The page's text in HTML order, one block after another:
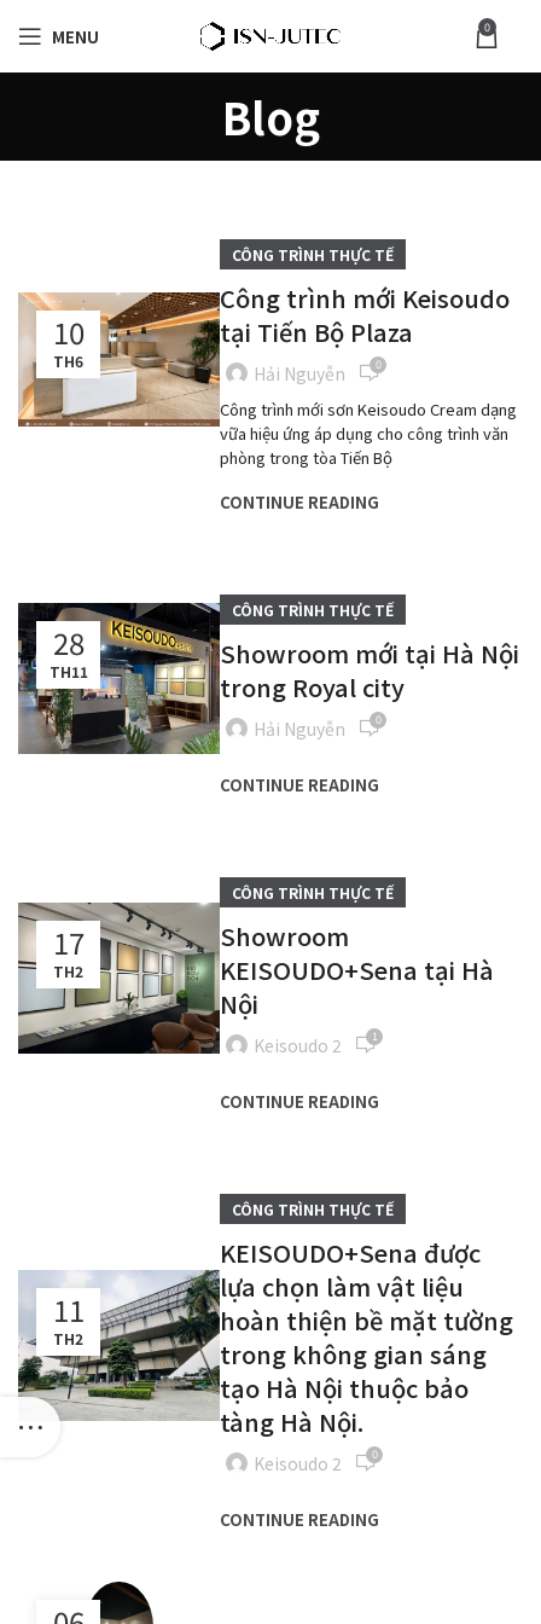
MENU 0
Blog
10
TH6
CÔNG TRÌNH THỰC TẾ
Công trình mới Keisoudo
tại Tiến Bộ Plaza
Hải Nguyễn 0
Công trình mới sơn Keisoudo Cream dạng
vữa hiệu ứng áp dụng cho công trình văn
phòng trong tòa Tiến Bộ
CONTINUE READING
28
TH11
CÔNG TRÌNH THỰC TẾ
Showroom mới tại Hà Nội
trong Royal city
Hải Nguyễn 0
CONTINUE READING
17
TH2
CÔNG TRÌNH THỰC TẾ
Showroom
KEISOUDO+Sena tại Hà
Nội
Keisoudo 2 1
CONTINUE READING
11
TH2
CÔNG TRÌNH THỰC TẾ
KEISOUDO+Sena được
lựa chọn làm vật liệu
hoàn thiện bề mặt tường
trong không gian sáng
tạo Hà Nội thuộc bảo
tàng Hà Nội.
Keisoudo 2 0
CONTINUE READING